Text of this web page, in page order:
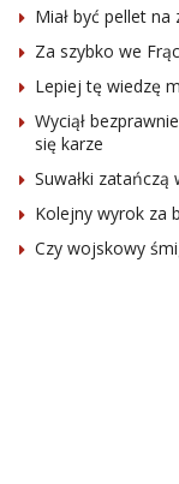
Miał być pellet
Za szybko we
Lepiej tę wiedzę
Wyciął
się karze
Suwałki
Kolejny wyrok za
Czy wojskowy